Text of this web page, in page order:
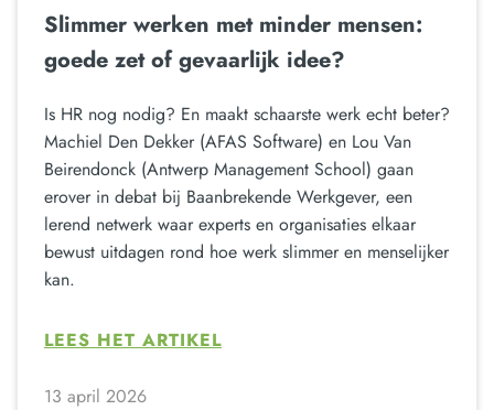
Slimmer werken met minder mensen:
goede zet of gevaarlijk idee?
Is HR nog nodig? En maakt schaarste werk echt beter?
Machiel Den Dekker (AFAS Software) en Lou Van
Beirendonck (Antwerp Management School) gaan
erover in debat bij Baanbrekende Werkgever, een
lerend netwerk waar experts en organisaties elkaar
bewust uitdagen rond hoe werk slimmer en menselijker
kan.
LEES HET ARTIKEL
13 april 2026